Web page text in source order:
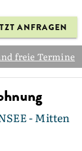
ANFRAGEN
freie Termine
- Mitten